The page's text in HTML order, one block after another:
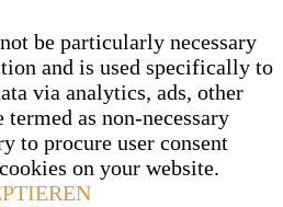
be particularly necessary
and is used specifically to
via analytics, ads, other
termed as non-necessary
to procure user consent
on your website.